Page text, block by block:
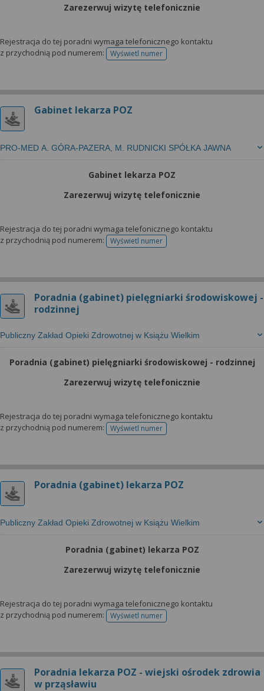
Zarezerwuj wizytę telefonicznie
Rejestracja do tej poradni wymaga telefonicznego kontaktu
z przychodnią pod numerem:
Wyświetl numertelefonu do rejestracji
Gabinet lekarza POZ
PRO-MED A. GÓRA-PAZERA, M. RUDNICKI SPÓŁKA JAWNA
Gabinet lekarza POZ
Zarezerwuj wizytę telefonicznie
Rejestracja do tej poradni wymaga telefonicznego kontaktu
z przychodnią pod numerem:
Wyświetl numertelefonu do rejestracji
Poradnia (gabinet) pielęgniarki środowiskowej -
rodzinnej
Publiczny Zakład Opieki Zdrowotnej w Książu Wielkim
Poradnia (gabinet) pielęgniarki środowiskowej - rodzinnej
Zarezerwuj wizytę telefonicznie
Rejestracja do tej poradni wymaga telefonicznego kontaktu
z przychodnią pod numerem:
Wyświetl numertelefonu do rejestracji
Poradnia (gabinet) lekarza POZ
Publiczny Zakład Opieki Zdrowotnej w Książu Wielkim
Poradnia (gabinet) lekarza POZ
Zarezerwuj wizytę telefonicznie
Rejestracja do tej poradni wymaga telefonicznego kontaktu
z przychodnią pod numerem:
Wyświetl numertelefonu do rejestracji
Poradnia lekarza POZ - wiejski ośrodek zdrowia
w prząsławiu